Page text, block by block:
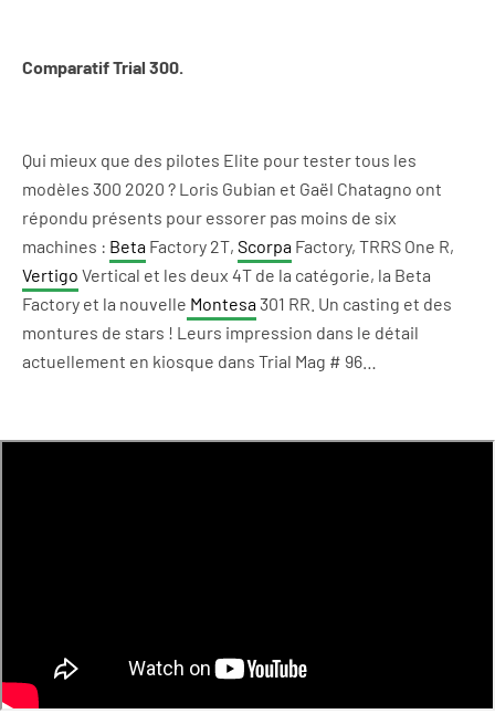
Comparatif Trial 300.
Qui mieux que des pilotes Elite pour tester tous les
modèles 300 2020 ? Loris Gubian et Gaël Chatagno ont
répondu présents pour essorer pas moins de six
machines : Beta Factory 2T, Scorpa Factory, TRRS One R,
Vertigo Vertical et les deux 4T de la catégorie, la Beta
Factory et la nouvelle Montesa 301 RR. Un casting et des
montures de stars ! Leurs impression dans le détail
actuellement en kiosque dans Trial Mag # 96…